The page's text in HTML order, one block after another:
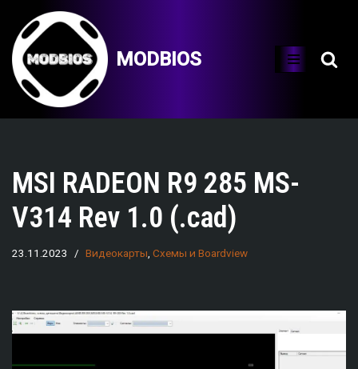
Перейти
к
содержимому
MODBIOS
MSI RADEON R9 285 MS-
V314 Rev 1.0 (.cad)
23.11.2023 Видеокарты Схемы и Boardview